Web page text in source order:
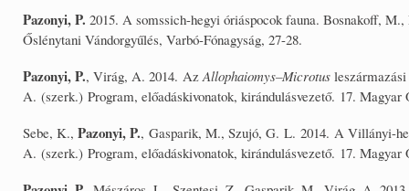
Pazonyi, P. 2015. A somssich-hegyi óriáspocok fauna. Bosnakoff,
Őslénytani Vándorgyűlés, Varbó-Fónagyság, 27-28.
Pazonyi, P., Virág, A. 2014. Az Allophaiomys–Microtus
A. (szerk.) Program, előadáskivonatok, kirándulásvezető. 17. Magyar
Sebe, K., Pazonyi, P., Gasparik, M., Szujó, G. L. 2014. A Villányi-
A. (szerk.) Program, előadáskivonatok, kirándulásvezető. 17. Magyar